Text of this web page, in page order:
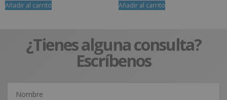
Añadir al carrito Añadir al carrito
¿Tienes alguna consulta?
Escríbenos